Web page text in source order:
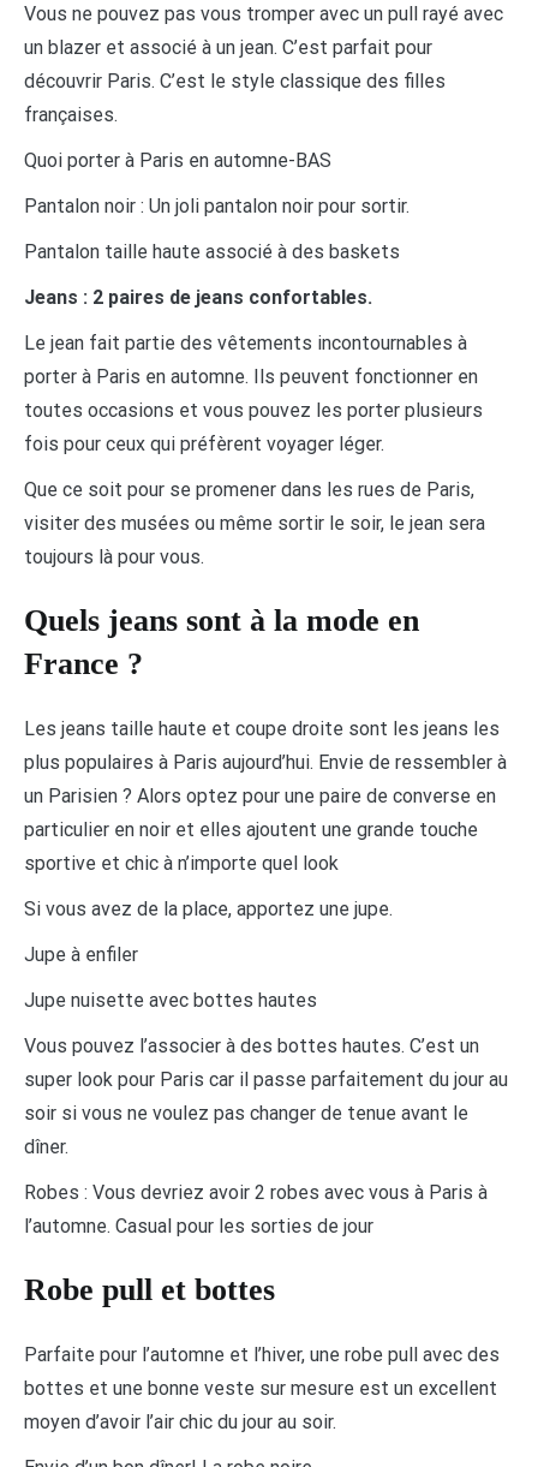
Vous ne pouvez pas vous tromper avec un pull rayé avec
un blazer et associé à un jean. C’est parfait pour
découvrir Paris. C’est le style classique des filles
françaises.
Quoi porter à Paris en automne-BAS
Pantalon noir : Un joli pantalon noir pour sortir.
Pantalon taille haute associé à des baskets
Jeans : 2 paires de jeans confortables.
Le jean fait partie des vêtements incontournables à
porter à Paris en automne. Ils peuvent fonctionner en
toutes occasions et vous pouvez les porter plusieurs
fois pour ceux qui préfèrent voyager léger.
Que ce soit pour se promener dans les rues de Paris,
visiter des musées ou même sortir le soir, le jean sera
toujours là pour vous.
Quels jeans sont à la mode en
France ?
Les jeans taille haute et coupe droite sont les jeans les
plus populaires à Paris aujourd’hui. Envie de ressembler à
un Parisien ? Alors optez pour une paire de converse en
particulier en noir et elles ajoutent une grande touche
sportive et chic à n’importe quel look
Si vous avez de la place, apportez une jupe.
Jupe à enfiler
Jupe nuisette avec bottes hautes
Vous pouvez l’associer à des bottes hautes. C’est un
super look pour Paris car il passe parfaitement du jour au
soir si vous ne voulez pas changer de tenue avant le
dîner.
Robes : Vous devriez avoir 2 robes avec vous à Paris à
l’automne. Casual pour les sorties de jour
Robe pull et bottes
Parfaite pour l’automne et l’hiver, une robe pull avec des
bottes et une bonne veste sur mesure est un excellent
moyen d’avoir l’air chic du jour au soir.